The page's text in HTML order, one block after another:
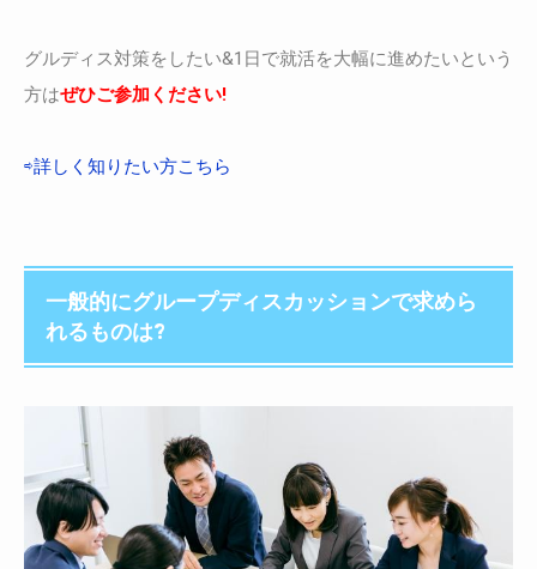
グルディス対策をしたい&1日で就活を大幅に進めたいという
方はぜひご参加ください!
⇨詳しく知りたい方こちら
一般的にグループディスカッションで求めら
れるものは?